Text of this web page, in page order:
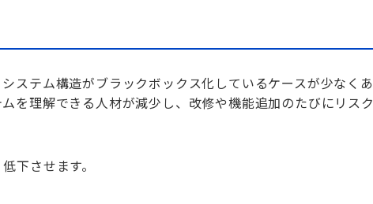
ステム構造がブラックボックス化しているケースが少なくあ
を理解できる人材が減少し、改修や機能追加のたびにリスク
下させます。